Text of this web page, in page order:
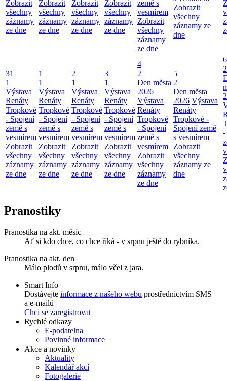
Zobrazit
všechny
záznamy
ze dne
Zobrazit
všechny
záznamy
ze dne
Zobrazit
všechny
záznamy
ze dne
Zobrazit
všechny
záznamy
ze dne
země s
vesmírem
Zobrazit
všechny
záznamy
ze dne
Zobrazit
všechny
záznamy ze
dne
31
1
Výstava
Renáty
Tropkové
- Spojení
země s
vesmírem
Zobrazit
všechny
záznamy
ze dne
1
1
Výstava
Renáty
Tropkové
- Spojení
země s
vesmírem
Zobrazit
všechny
záznamy
ze dne
2
1
Výstava
Renáty
Tropkové
- Spojení
země s
vesmírem
Zobrazit
všechny
záznamy
ze dne
3
1
Výstava
Renáty
Tropkové
- Spojení
země s
vesmírem
Zobrazit
všechny
záznamy
ze dne
4
2
Den města
2026
Výstava
Renáty
Tropkové
- Spojení
země s
vesmírem
Zobrazit
všechny
záznamy
ze dne
5
2
Den města
2026 Výstava
Renáty
Tropkové -
Spojení země
s vesmírem
Zobrazit
všechny
záznamy ze
dne
6
2
-
Pranostiky
Pranostika na akt. měsíc
Ať si kdo chce, co chce říká - v srpnu ještě do rybníka.
Pranostika na akt. den
Málo plodů v srpnu, málo včel z jara.
Smart Info
Dostávejte informace z našeho webu prostřednictvím SMS
a e-mailů
Chci se zaregistrovat
Rychlé odkazy
E-podatelna
Povinné informace
Akce a novinky
Aktuality
Kalendář akcí
Fotogalerie